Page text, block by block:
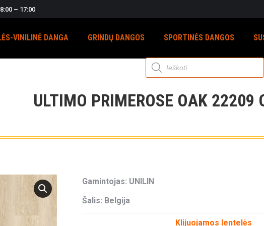
– 17:00
VINILINĖ DANGA GRINDŲ DANGOS SPORTINĖS DANGOS
Products
search
ULTIMO PRIMEROSE OAK 22209
Gamintojas: UNILIN
Šalis: Belgija
Klijuojamos lentelės